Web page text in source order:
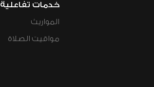
خدمات تفاعلية
المواريث
مواقيت الصلاة